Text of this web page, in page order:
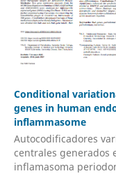
Conditional
genes in human
inflammasome
Autocodificadores
centrales generados
inflamasoma